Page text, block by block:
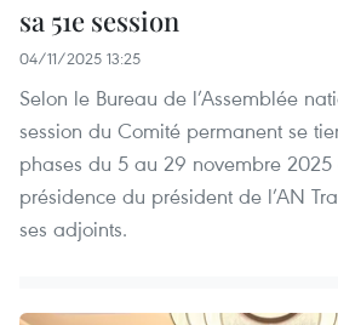
sa 51e session
04/11/2025 13:25
Selon le Bureau de l’Assemblée
session du Comité permanent se
phases du 5 au 29 novembre
présidence du président de l’AN
ses adjoints.